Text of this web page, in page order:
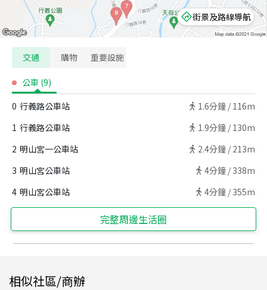
街景及路線導航
交通 購物 重要設施
公車 (9)
0 行義路公車站 1.6分鐘 / 116m
1 行義路公車站 1.9分鐘 / 130m
2 明山宮一公車站 2.4分鐘 / 213m
3 明山宮公車站 4分鐘 / 338m
4 明山宮公車站 4分鐘 / 355m
完整周邊生活圈
相似社區/商辦